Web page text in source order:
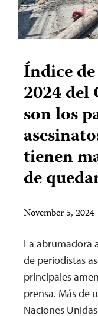
Índice
2024 del
son los
tienen
de
November 5, 2024
La abrumadora
de periodistas
principales
prensa. Más de
Naciones